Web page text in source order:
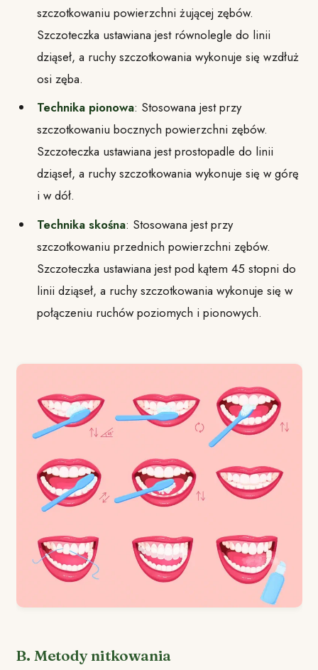
szczotkowaniu powierzchni żującej zębów.
Szczoteczka ustawiana jest równolegle do linii
dziąseł, a ruchy szczotkowania wykonuje się wzdłuż
osi zęba.
Technika pionowa: Stosowana jest przy
szczotkowaniu bocznych powierzchni zębów.
Szczoteczka ustawiana jest prostopadle do linii
dziąseł, a ruchy szczotkowania wykonuje się w górę
i w dół.
Technika skośna: Stosowana jest przy
szczotkowaniu przednich powierzchni zębów.
Szczoteczka ustawiana jest pod kątem 45 stopni do
linii dziąseł, a ruchy szczotkowania wykonuje się w
połączeniu ruchów poziomych i pionowych.
B. Metody nitkowania